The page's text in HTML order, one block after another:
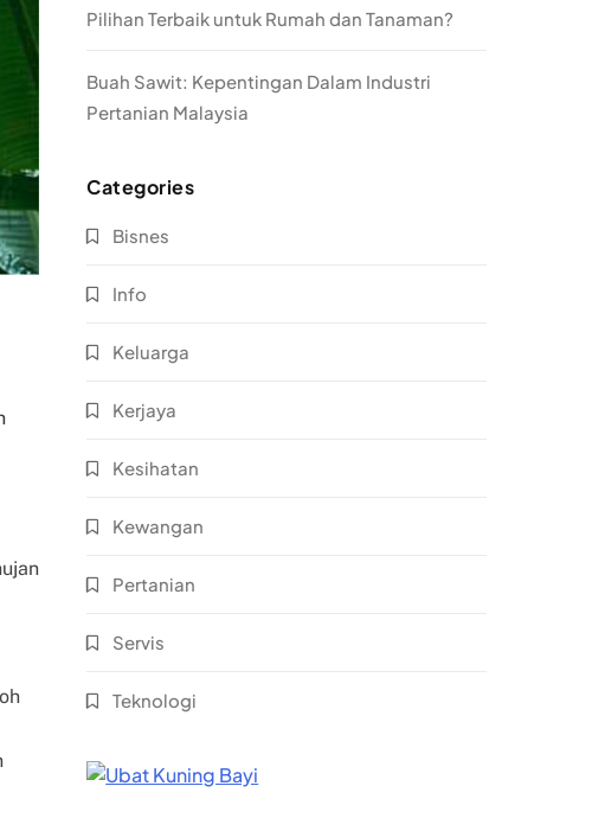
Pilihan Terbaik untuk Rumah dan Tanaman?
Buah Sawit: Kepentingan Dalam Industri
Pertanian Malaysia
Categories
Bisnes
Info
Keluarga
Kerjaya
Kesihatan
Kewangan
Pertanian
Servis
Teknologi